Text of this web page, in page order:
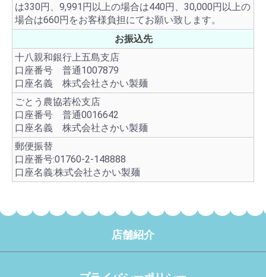
は330円、9,991円以上の場合は440円、30,000円以上の
場合は660円をお客様負担にてお願い致します。
お振込先
十八親和銀行上五島支店
口座番号 普通1007879
口座名義 株式会社さかい製麺
ごとう農協若松支店
口座番号 普通0016642
口座名義 株式会社さかい製麺
郵便振替
口座番号:01760-2-148888
口座名義:株式会社さかい製麺
店舗紹介